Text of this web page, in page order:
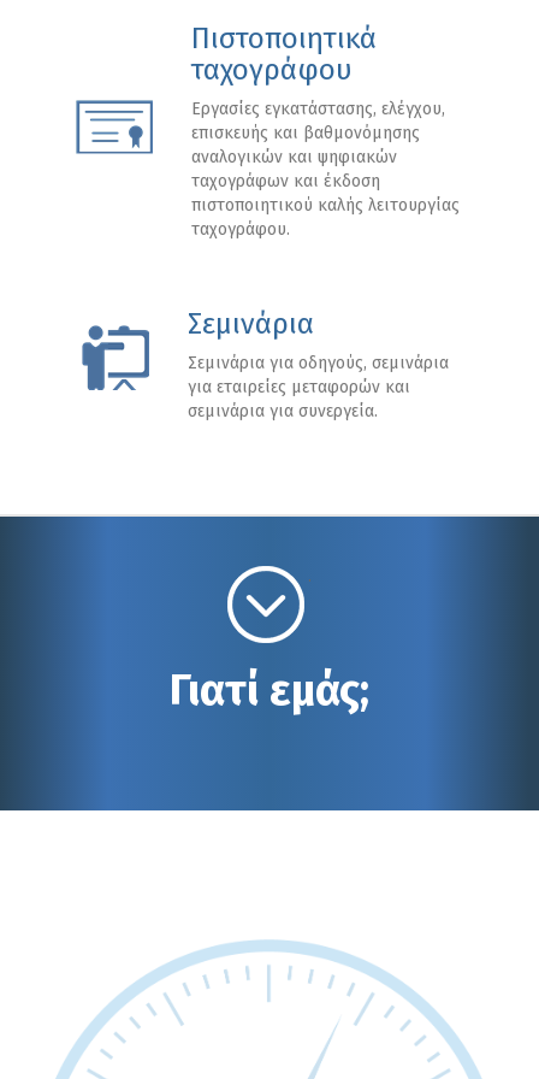
Πιστοποιητικά
ταχογράφου
Εργασίες εγκατάστασης, ελέγχου,
επισκευής και βαθμονόμησης
αναλογικών και ψηφιακών
ταχογράφων και έκδοση
πιστοποιητικού καλής λειτουργίας
ταχογράφου.
Σεμινάρια
Σεμινάρια για οδηγούς, σεμινάρια
για εταιρείες μεταφορών και
σεμινάρια για συνεργεία.
.
Γιατί εμάς;
Η Tacho Hellas ερευνά την Ευρωπαϊκή αγορά
και εντοπίζει για εσάς τα πιο εξελιγμένα